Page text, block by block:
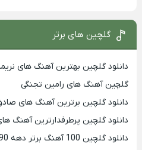
گلچین های برتر
دانلود گلچین بهترین آهنگ های
گلچین آهنگ های رامین تجنگی
دانلود گلچین برترین آهنگ های
دانلود گلچین پرطرفدارترین آهنگ های
دانلود گلچین 100 آهنگ برتر دهه 90